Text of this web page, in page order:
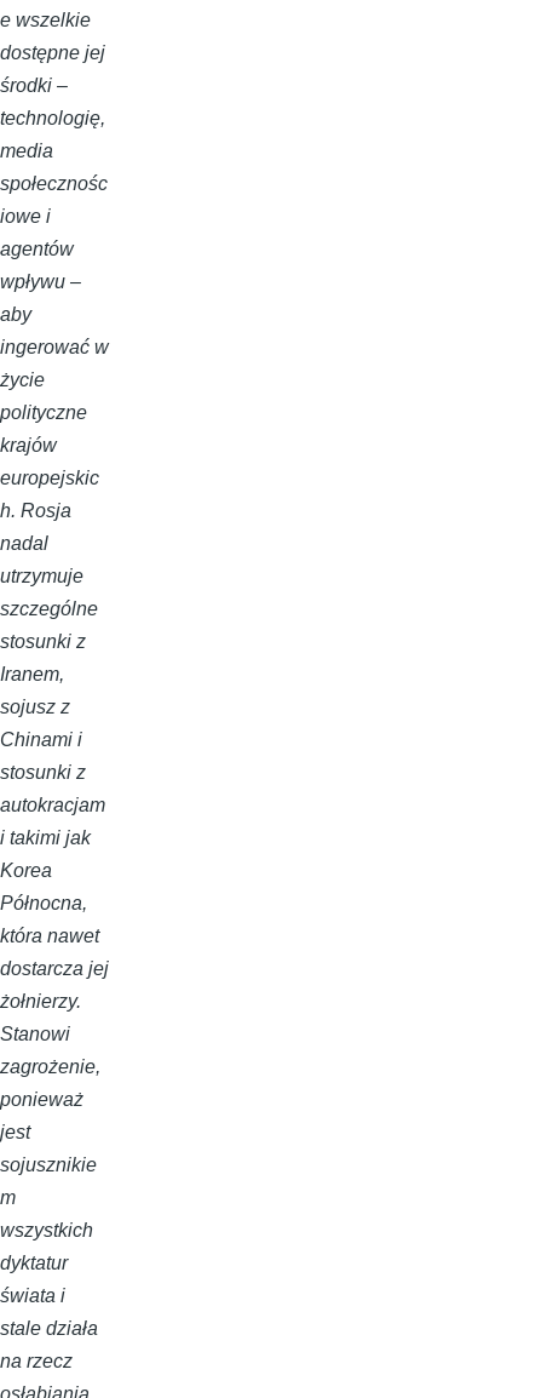
e wszelkie
dostępne jej
środki –
technologię,
media
społecznośc
iowe i
agentów
wpływu –
aby
ingerować w
życie
polityczne
krajów
europejskic
h. Rosja
nadal
utrzymuje
szczególne
stosunki z
Iranem,
sojusz z
Chinami i
stosunki z
autokracjam
i takimi jak
Korea
Północna,
która nawet
dostarcza jej
żołnierzy.
Stanowi
zagrożenie,
ponieważ
jest
sojusznikie
m
wszystkich
dyktatur
świata i
stale działa
na rzecz